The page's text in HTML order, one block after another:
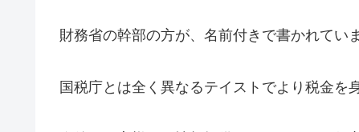
財務省の幹部の方が、名前付きで書かれていま
国税庁とは全く異なるテイストでより税金を